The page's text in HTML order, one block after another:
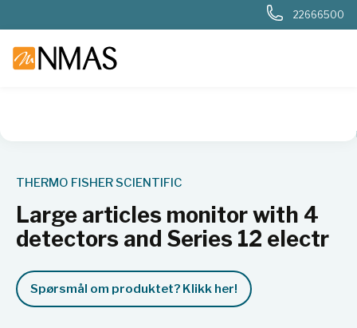
22666500
Nukleær, strålevern, beredskap,
THERMO FISHER SCIENTIFIC
Large articles monitor with 4
detectors and Series 12 electr
Spørsmål om produktet? Klikk her!